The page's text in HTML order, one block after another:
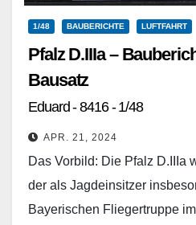
1/48 BAUBERICHTE LUFTFAHRT
Pfalz D.IIIa –
Bausatz
Eduard - 8416 - 1/48
APR. 21, 2024
Das Vorbild: Die Pfalz D.IIIa
der als Jagdeinsitzer
Bayerischen Fliegertruppe